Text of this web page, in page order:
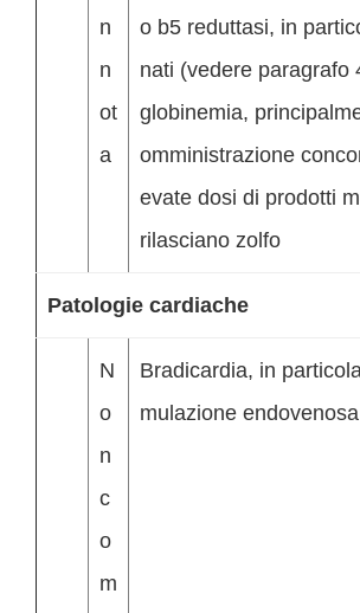
n
n
ot
a
o b5 reduttasi, in
nati (vedere paragrafo
globinemia,
omministrazione
evate dosi di prodotti
rilasciano zolfo
Patologie cardiache
N
o
n
c
o
m
Bradicardia, in
mulazione endovenosa